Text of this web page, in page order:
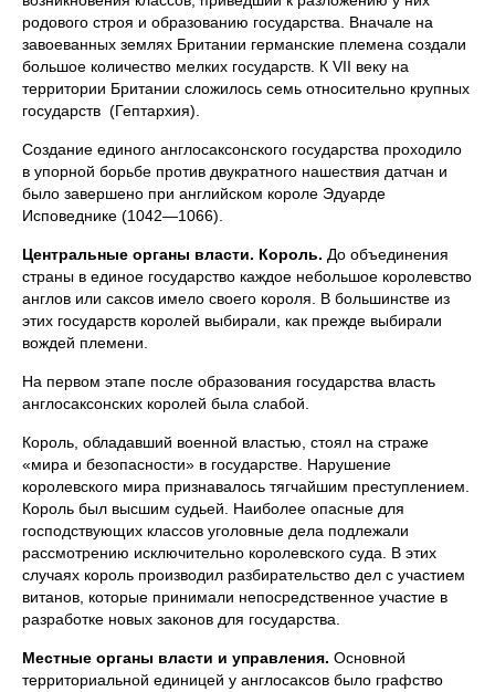
родового строя и образованию государства. Вначале на
завоеванных землях Британии германские племена создали
большое количество мелких государств. К VII веку на
территории Британии сложилось семь относительно крупных
государств (Гептархия).
Создание единого англосаксонского государства проходило
в упорной борьбе против двукратного нашествия датчан и
было завершено при английском короле Эдуарде
Исповеднике (1042—1066).
Центральные органы власти. Король. До объединения
страны в единое государство каждое небольшое королевство
англов или саксов имело своего короля. В большинстве из
этих государств королей выбирали, как прежде выбирали
вождей племени.
На первом этапе после образования государства власть
англосаксонских королей была слабой.
Король, обладавший военной властью, стоял на страже
«мира и безопасности» в государстве. Нарушение
королевского мира признавалось тягчайшим преступлением.
Король был высшим судьей. Наиболее опасные для
господствующих классов уголовные дела подлежали
рассмотрению исключительно королевского суда. В этих
случаях король производил разбирательство дел с участием
витанов, которые принимали непосредственное участие в
разработке новых законов для государства.
Местные органы власти и управления. Основной
территориальной единицей у англосаксов было графство